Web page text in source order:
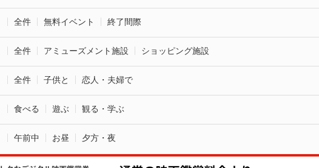
全件 無料イベント 終了間際
全件 アミューズメント施設 ショッピング施設
全件 子供と 恋人・夫婦で
食べる 遊ぶ 観る・学ぶ
午前中 お昼 夕方・夜